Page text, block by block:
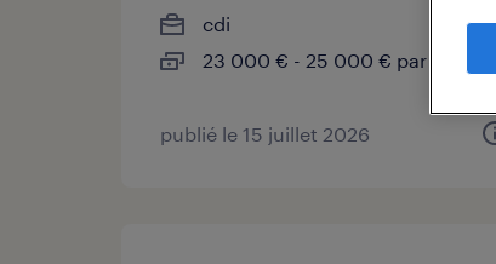
cdi
23 000 € - 25 000 € par année
publié le 15 juillet 2026